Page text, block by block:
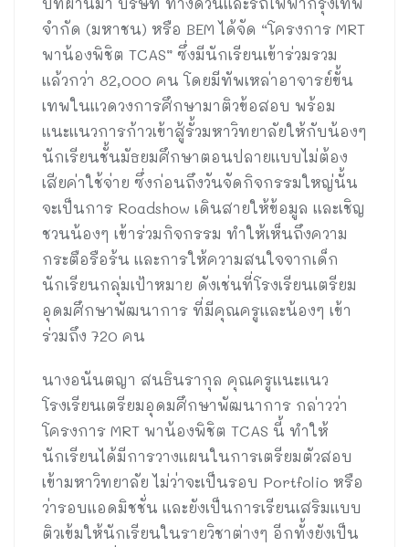
จำกัด (มหาชน) หรือ BEM ได้จัด “โครงการ MRT
พาน้องพิชิต TCAS” ซึ่งมีนักเรียนเข้าร่วมรวม
แล้วกว่า 82,000 คน โดยมีทัพเหล่าอาจารย์ขั้น
เทพในแวดวงการศึกษามาติวข้อสอบ พร้อม
แนะแนวการก้าวเข้าสู้รั้วมหาวิทยาลัยให้กับน้องๆ
นักเรียนชั้นมัธยมศึกษาตอนปลายแบบไม่ต้อง
เสียค่าใช้จ่าย ซึ่งก่อนถึงวันจัดกิจกรรมใหญ่นั้น
จะเป็นการ Roadshow เดินสายให้ข้อมูล และเชิญ
ชวนน้องๆ เข้าร่วมกิจกรรม ทำให้เห็นถึงความ
กระตือรือร้น และการให้ความสนใจจากเด็ก
นักเรียนกลุ่มเป้าหมาย ดังเช่นที่โรงเรียนเตรียม
อุดมศึกษาพัฒนาการ ที่มีคุณครูและน้องๆ เข้า
ร่วมถึง 720 คน
นางอนันตญา สนธินรากุล คุณครูแนะแนว
โรงเรียนเตรียมอุดมศึกษาพัฒนาการ กล่าวว่า
โครงการ MRT พาน้องพิชิต TCAS นี้ ทำให้
นักเรียนได้มีการวางแผนในการเตรียมตัวสอบ
เข้ามหาวิทยาลัย ไม่ว่าจะเป็นรอบ Portfolio หรือ
ว่ารอบแอดมิชชั่น และยังเป็นการเรียนเสริมแบบ
ติวเข้มให้นักเรียนในรายวิชาต่างๆ อีกทั้งยังเป็น